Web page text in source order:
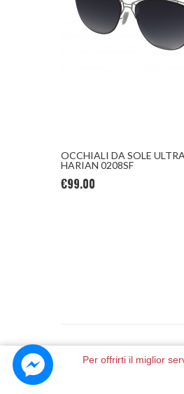
OCCHIALI DA SOLE
HARIAN 0208SF
€99.00
Per offrirti il miglior